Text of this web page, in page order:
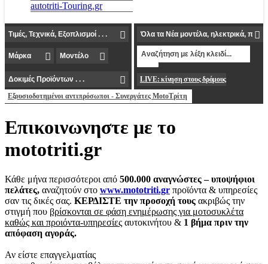
autotriti-Touring.gr
LIVE: κίνηση στους δρόμους
Εξουσιοδοτημένοι αντιπρόσωποι - Συνεργάτες MotoΤρίτη
Επικοινωνηστε με το
mototriti.gr
Κάθε μήνα περισσότεροι από 500.000 αναγνώστες – υποψήφιοι
πελάτες, αναζητούν στο www.mototriti.gr προϊόντα & υπηρεσίες
σαν τις δικές σας. ΚΕΡΔΙΣΤΕ την προσοχή τους ακριβώς την
στιγμή που βρίσκονται σε φάση ενημέρωσης για μοτοσυκλέτα
καθώς και προιόντα-υπηρεσίες αυτοκινήτου & 1 βήμα πριν την
απόφαση αγοράς.
Αν είστε επαγγελματίας